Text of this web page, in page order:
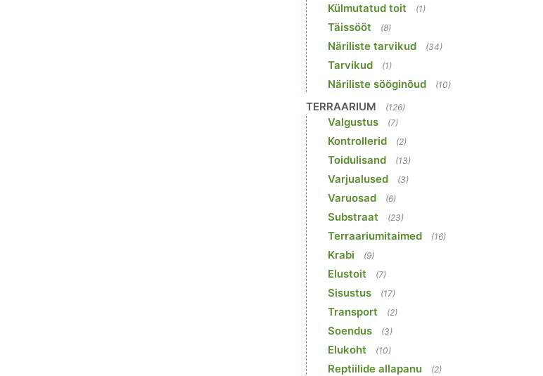
Külmutatud toit (1)
Täissööt (8)
Näriliste tarvikud (34)
Tarvikud (1)
Näriliste sööginõud (10)
TERRAARIUM (126)
Valgustus (7)
Kontrollerid (2)
Toidulisand (13)
Varjualused (3)
Varuosad (6)
Substraat (23)
Terraariumitaimed (16)
Krabi (9)
Elustoit (7)
Sisustus (17)
Transport (2)
Soendus (3)
Elukoht (10)
Reptiilide allapanu (2)